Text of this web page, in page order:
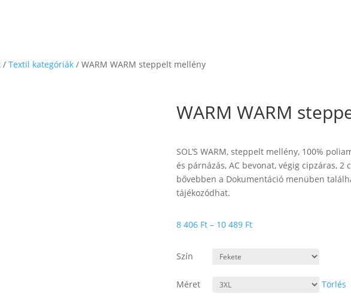
/Textil kategóriák / WARM WARM steppelt mellény
WARM WARM
SOL’S WARM, steppelt mellény, 100%
és párnázás, AC bevonat, végig cipzáras,
bővebben a Dokumentáció menüben
tájékozódhat.
8 406 Ft – 10 489 FtÁrtartomány:
Szín
Méret Törlés